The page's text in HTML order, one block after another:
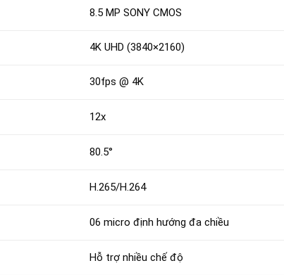
8.5 MP SONY CMOS
4K UHD (3840×2160)
30fps @ 4K
12x
80.5°
H.265/H.264
06 micro định hướng đa chiều
Hỗ trợ nhiều chế độ